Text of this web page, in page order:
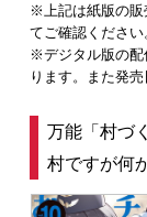
※上記は紙版の販
てご確認ください
※デジタル版の配
ります。また発
万能「村づ
村ですが何